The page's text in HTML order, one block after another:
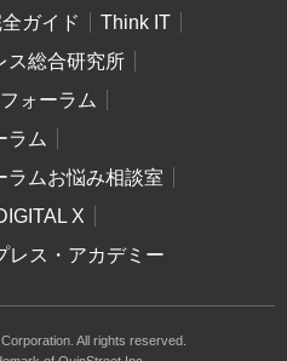
ガイド
Think IT
ス総合研究所
ォーラム
ラム
ラムお悩み相談室
X
レス・アカデミー
All rights reserved.